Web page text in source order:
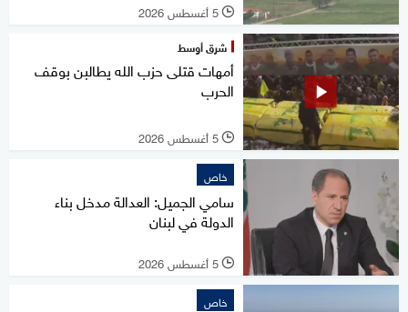
l 5 أغسطس 2026
شرق أوسط
أمهات قتلى حزب الله يطالبن بوقف
الحرب
l 5 أغسطس 2026
خاص
سامي الجميل: العدالة مدخل بناء
الدولة في لبنان
l 5 أغسطس 2026
خاص